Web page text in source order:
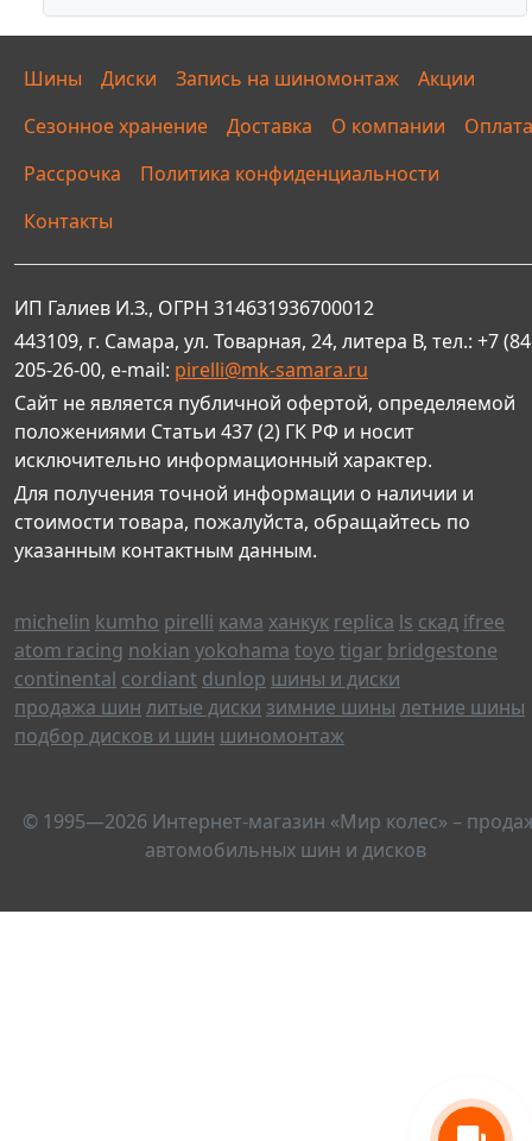
Шины Диски Запись на шиномонтаж
Акции
Сезонное хранение
Доставка О компании
Оплата
Рассрочка
Политика конфиденциальности
Контакты
ИП Галиев И.З., ОГРН 314631936700012
443109, г. Самара, ул. Товарная, 24, литера В, тел.: +7
205-26-00, e-mail: pirelli@mk-samara.ru
Сайт не является публичной офертой, определяемой
положениями Статьи 437 (2) ГК РФ и носит
исключительно информационный характер.
Для получения точной информации о наличии и
стоимости товара, пожалуйста, обращайтесь по
указанным контактным данным.
michelin kumho pirelli кама ханкук replica ls скад ifree
atom racing nokian yokohama toyo tigar bridgestone
continental cordiant dunlop шины и диски
продажа шин литые диски зимние шины летние шины
подбор дисков и шин шиномонтаж
© 1995—2026 Интернет-магазин «Мир колес» –
автомобильных шин и дисков